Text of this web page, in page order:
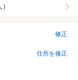
修正
住所を修正